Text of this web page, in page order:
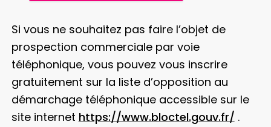
Si vous ne souhaitez pas faire l’objet de
prospection commerciale par voie
téléphonique, vous pouvez vous inscrire
gratuitement sur la liste d’opposition au
démarchage téléphonique accessible sur le
site internet https://www.bloctel.gouv.fr/ .